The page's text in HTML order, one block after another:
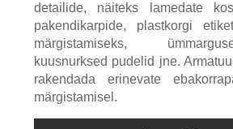
detailide, näiteks lamedate
pakendikarpide, plastkorgi
märgistamiseks,
kuusnurksed pudelid jne.
rakendada erinevate
märgistamisel.